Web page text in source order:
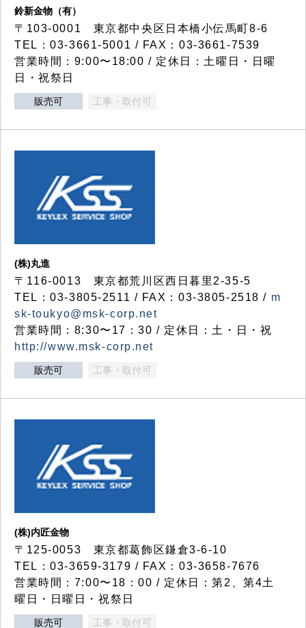
鈴新金物（有）
〒103-0001 東京都中央区日本橋小伝馬町8-6
TEL：03-3661-5001 / FAX：03-3661-7539
営業時間：9:00〜18:00 / 定休日：土曜日・日曜
日・祝祭日
販売可 工事・取付可
(株)丸進
〒116-0013 東京都荒川区西日暮里2-35-5
TEL：03-3805-2511 / FAX：03-3805-2518 / m
sk-toukyo@msk-corp.net
営業時間：8:30〜17：30 / 定休日：土・日・祝
http://www.msk-corp.net
販売可 工事・取付可
(株)内匠金物
〒125-0053 東京都葛飾区鎌倉3-6-10
TEL：03-3659-3179 / FAX：03-3658-7676
営業時間：7:00〜18：00 / 定休日：第2、第4土
曜日・日曜日・祝祭日
販売可 工事・取付可